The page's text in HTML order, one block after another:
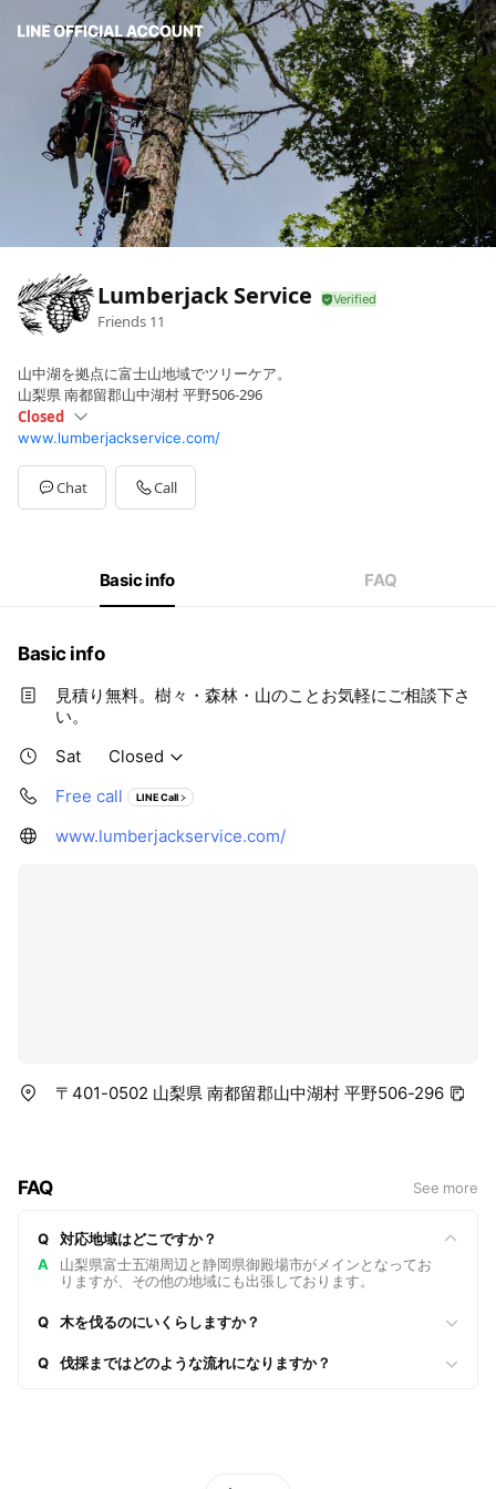
Lumberjack Service
Friends 11
山中湖を拠点に富士山地域でツリーケア。
山梨県 南都留郡山中湖村 平野506-296
Closed
SunClosed
Mon08:30 - 17:00
Tue08:30 - 17:00
Wed08:30 - 17:00
www.lumberjackservice.com/
Chat Call
Basic info FAQ
Basic info
見積り無料。樹々・森林・山のことお気軽にご相談下さ
い。
Sat
Closed
Free call
LINE Call
www.lumberjackservice.com/
〒401-0502 山梨県 南都留郡山中湖村 平野506-296
FAQ See more
Q
対応地域はどこですか？
A
山梨県富士五湖周辺と静岡県御殿場市がメインとなってお
りますが、その他の地域にも出張しております。
Q 木を伐るのにいくらしますか？
Q 伐採まではどのような流れになりますか？